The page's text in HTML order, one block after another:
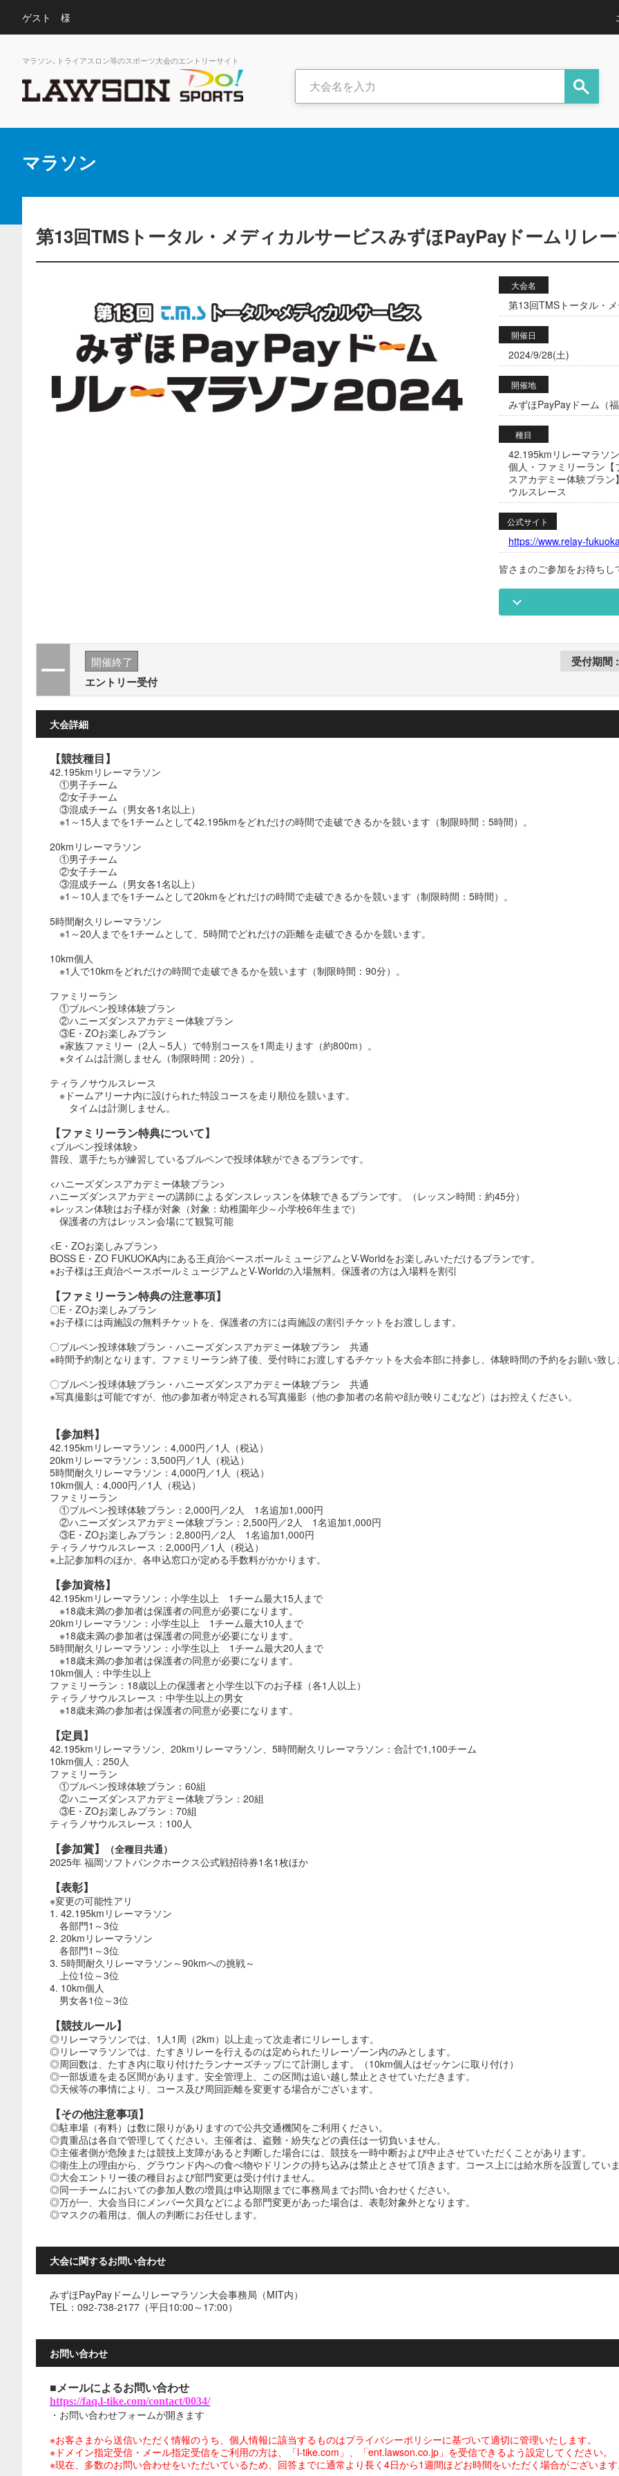
ゲスト 様
マラソン､トライアスロン等のスポーツ大会のエントリーサイト
マラソン
第13回TMSトータル・メディカルサービスみずほPayPayドームリレ
大会名
第13回TMSトータル・
開催日
2024/9/28(土)
開催地
みずほPayPayドーム（
種目
42.195kmリレーマラソ
個人・ファミリーラン
スアカデミー体験プラ
ウルスレース
公式サイト
https://www.relay-
皆さまのご参加をお待ちし
開催終了
エントリー受付
大会詳細
【競技種目】
42.195kmリレーマラソン
①男子チーム
②女子チーム
③混成チーム（男女各1名以上）
※1～15人までを1チームとして42.195kmをどれだけの時間で走破できるかを競います（制限時間：5時間）。
20kmリレーマラソン
①男子チーム
②女子チーム
③混成チーム（男女各1名以上）
※1～10人までを1チームとして20kmをどれだけの時間で走破できるかを競います（制限時間：5時間）。
5時間耐久リレーマラソン
※1～20人までを1チームとして、5時間でどれだけの距離を走破できるかを競います。
10km個人
※1人で10kmをどれだけの時間で走破できるかを競います（制限時間：90分）。
ファミリーラン
①ブルペン投球体験プラン
②ハニーズダンスアカデミー体験プラン
③E・ZOお楽しみプラン
※家族ファミリー（2人～5人）で特別コースを1周走ります（約800m）。
※タイムは計測しません（制限時間：20分）。
ティラノサウルスレース
※ドームアリーナ内に設けられた特設コースを走り順位を競います。
タイムは計測しません。
【ファミリーラン特典について】
<ブルペン投球体験>
普段、選手たちが練習しているブルペンで投球体験ができるプランです。
<ハニーズダンスアカデミー体験プラン>
ハニーズダンスアカデミーの講師によるダンスレッスンを体験できるプランです。（レッスン時間：約45分）
※レッスン体験はお子様が対象（対象：幼稚園年少～小学校6年生まで）
保護者の方はレッスン会場にて観覧可能
<E・ZOお楽しみプラン>
BOSS E・ZO FUKUOKA内にある王貞治ベースボールミュージアムとV-Worldをお楽しみいただけるプランです。
※お子様は王貞治ベースボールミュージアムとV-Worldの入場無料。保護者の方は入場料を割引
【ファミリーラン特典の注意事項】
〇E・ZOお楽しみプラン
※お子様には両施設の無料チケットを、保護者の方には両施設の割引チケットをお渡しします。
〇ブルペン投球体験プラン・ハニーズダンスアカデミー体験プラン 共通
※時間予約制となります。ファミリーラン終了後、受付時にお渡しするチケットを大会本部に持参し、体験時間の予約をお願い致
〇ブルペン投球体験プラン・ハニーズダンスアカデミー体験プラン 共通
※写真撮影は可能ですが、他の参加者が特定される写真撮影（他の参加者の名前や顔が映りこむなど）はお控えください。
【参加料】
42.195kmリレーマラソン：4,000円／1人（税込）
20kmリレーマラソン：3,500円／1人（税込）
5時間耐久リレーマラソン：4,000円／1人（税込）
10km個人：4,000円／1人（税込）
ファミリーラン
①ブルペン投球体験プラン：2,000円／2人 1名追加1,000円
②ハニーズダンスアカデミー体験プラン：2,500円／2人 1名追加1,000円
③E・ZOお楽しみプラン：2,800円／2人 1名追加1,000円
ティラノサウルスレース：2,000円／1人（税込）
※上記参加料のほか、各申込窓口が定める手数料がかかります。
【参加資格】
42.195kmリレーマラソン：小学生以上 1チーム最大15人まで
※18歳未満の参加者は保護者の同意が必要になります。
20kmリレーマラソン：小学生以上 1チーム最大10人まで
※18歳未満の参加者は保護者の同意が必要になります。
5時間耐久リレーマラソン：小学生以上 1チーム最大20人まで
※18歳未満の参加者は保護者の同意が必要になります。
10km個人：中学生以上
ファミリーラン：18歳以上の保護者と小学生以下のお子様（各1人以上）
ティラノサウルスレース：中学生以上の男女
※18歳未満の参加者は保護者の同意が必要になります。
【定員】
42.195kmリレーマラソン、20kmリレーマラソン、5時間耐久リレーマラソン：合計で1,100チーム
10km個人：250人
ファミリーラン
①ブルペン投球体験プラン：60組
②ハニーズダンスアカデミー体験プラン：20組
③E・ZOお楽しみプラン：70組
ティラノサウルスレース：100人
【参加賞】
（全種目共通）
2025年 福岡ソフトバンクホークス公式戦招待券1名1枚ほか
【表彰】
※変更の可能性アリ
1. 42.195kmリレーマラソン
各部門1～3位
2. 20kmリレーマラソン
各部門1～3位
3. 5時間耐久リレーマラソン～90kmへの挑戦～
上位1位～3位
4. 10km個人
男女各1位～3位
【競技ルール】
◎リレーマラソンでは、1人1周（2km）以上走って次走者にリレーします。
◎リレーマラソンでは、たすきリレーを行えるのは定められたリレーゾーン内のみとします。
◎周回数は、たすき内に取り付けたランナーズチップにて計測します。（10km個人はゼッケンに取り付け）
◎一部坂道を走る区間があります。安全管理上、この区間は追い越し禁止とさせていただきます。
◎天候等の事情により、コース及び周回距離を変更する場合がございます。
【その他注意事項】
◎駐車場（有料）は数に限りがありますので公共交通機関をご利用ください。
◎貴重品は各自で管理してください。主催者は、盗難・紛失などの責任は一切負いません。
◎主催者側が危険または競技上支障があると判断した場合には、競技を一時中断および中止させていただくことがあります。
◎衛生上の理由から、グラウンド内への食べ物やドリンクの持ち込みは禁止とさせて頂きます。コース上には給水所を設置してい
◎大会エントリー後の種目および部門変更は受け付けません。
◎同一チームにおいての参加人数の増員は申込期限までに事務局までお問い合わせください。
◎万が一、大会当日にメンバー欠員などによる部門変更があった場合は、表彰対象外となります。
◎マスクの着用は、個人の判断にお任せします。
大会に関するお問い合わせ
みずほPayPayドームリレーマラソン大会事務局（MIT内）
TEL：092-738-2177（平日10:00～17:00）
お問い合わせ
■メールによるお問い合わせ
https://faq.l-tike.com/contact/0034/
・お問い合わせフォームが開きます
※お客さまから送信いただく情報のうち、個人情報に該当するものはプライバシーポリシーに基づいて適切に管理いたします。
※ドメイン指定受信・メール指定受信をご利用の方は、「l-tike.com」、「ent.lawson.co.jp」を受信できるよう設定してください。
※現在、多数のお問い合わせをいただいているため、回答までに通常より長く4日から1週間ほどお時間をいただく場合がございま